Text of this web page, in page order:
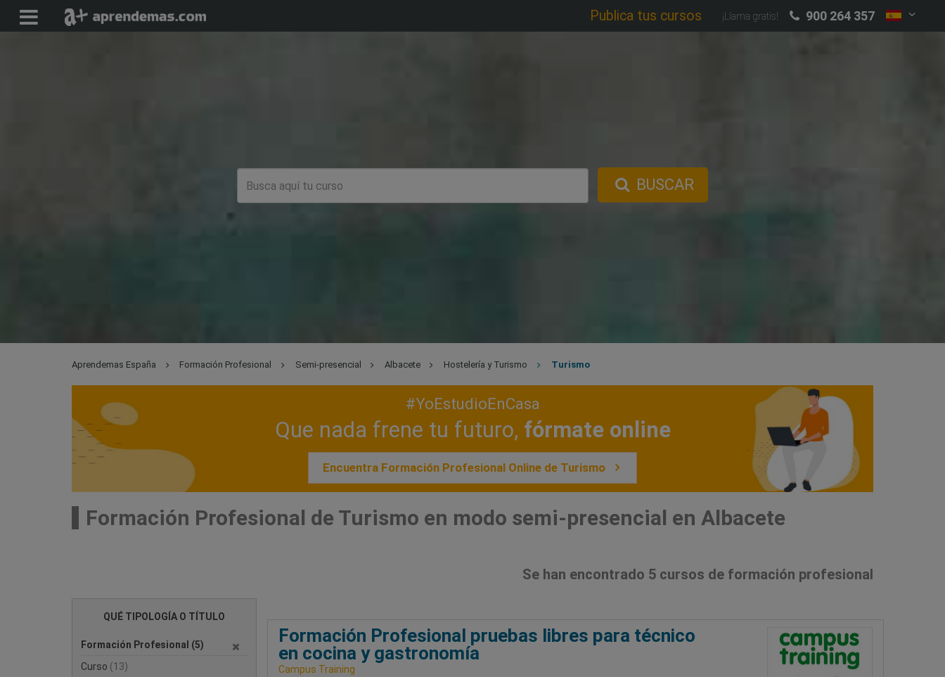
Publica tus cursos ¡Llama gratis! 900 264 357
BUSCAR
Aprendemas España Formación Profesional Semi-presencial Albacete Hostelería y Turismo Turismo
#YoEstudioEnCasa
Que nada frene tu futuro, fórmate online
Encuentra Formación Profesional Online de Turismo
Formación Profesional de Turismo en modo semi-presencial en Albacete
Se han encontrado 5 cursos de formación profesional
QUÉ TIPOLOGÍA O TÍTULO
Formación Profesional (5)
Curso (13)
Formación Profesional pruebas libres para técnico
en cocina y gastronomía
Campus Training